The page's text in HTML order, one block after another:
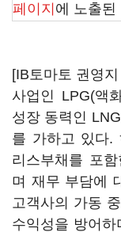
페이지 에 노출된
[IB토마토 권영
사업인 LPG(액
성장 동력인
를 가하고 있다.
리스부채를 포
며 재무 부담에
고객사의 가동
수익성을 방어